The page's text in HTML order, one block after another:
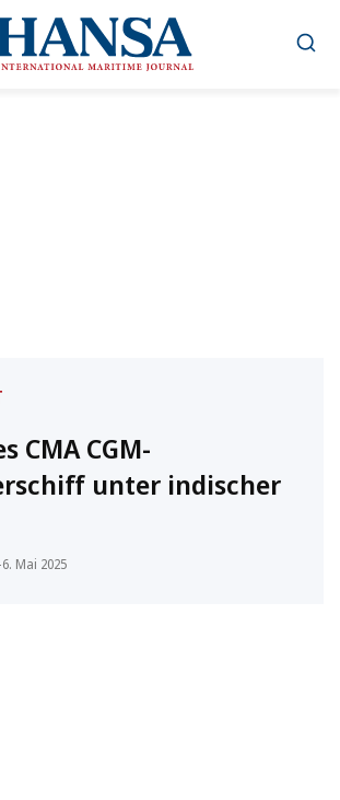
CMA CGM-
unter indischer
6. Mai 2025